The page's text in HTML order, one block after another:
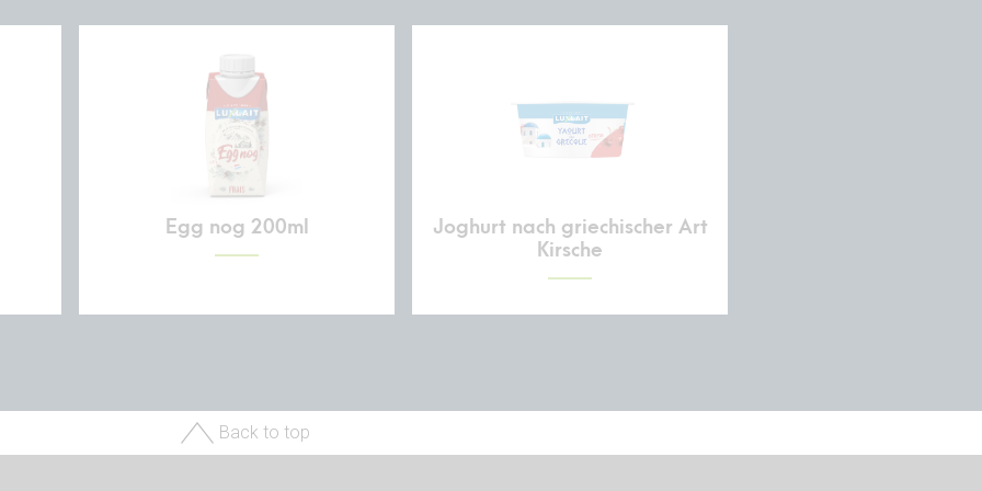
Egg nog 200ml
Joghurt nach griechischer Art
Kirsche
Back to top